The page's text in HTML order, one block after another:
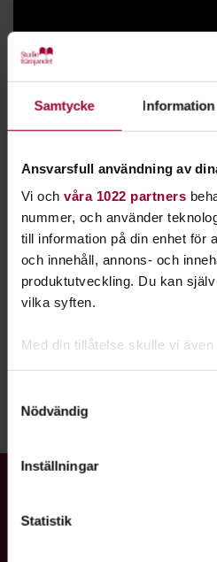
Samtycke Information
Ansvarsfull användning av
Vi och våra 1022 partners
nummer, och använder
till information på din enhet för
och innehåll, annons- och
produktutveckling. Du kan
vilka syften.
Med din tillåtelse skulle vi även
Samla in information
Identifiera din enhet
Ta reda på mer om hur dina
preferenser i
Nödvändig
Inställningar
Statistik
Hitta studios &
replokaler nära dig
Välj län